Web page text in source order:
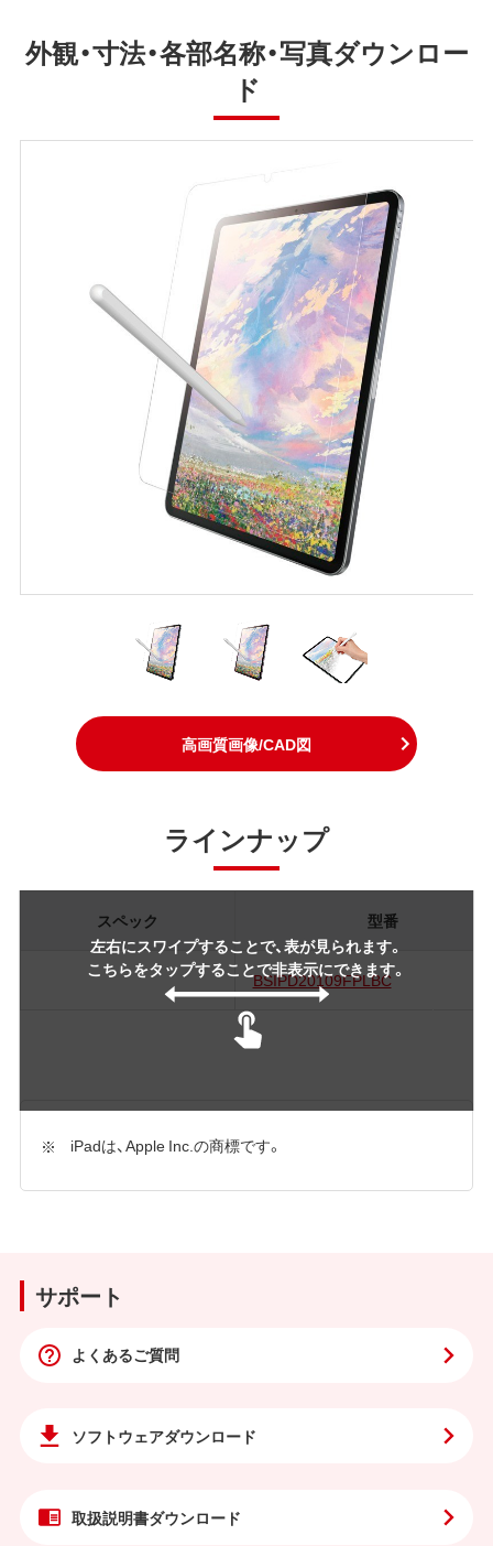
外観・寸法・各部名称・写真ダウンロー
ド
高画質画像/CAD図
ラインナップ
左右にスワイプすることで、表が見られます。
こちらをタップすることで非表示にできます。
スペック 型番
BSIPD20109FPLBC
iPadは、Apple Inc.の商標です。
サポート
よくあるご質問
ソフトウェアダウンロード
取扱説明書ダウンロード